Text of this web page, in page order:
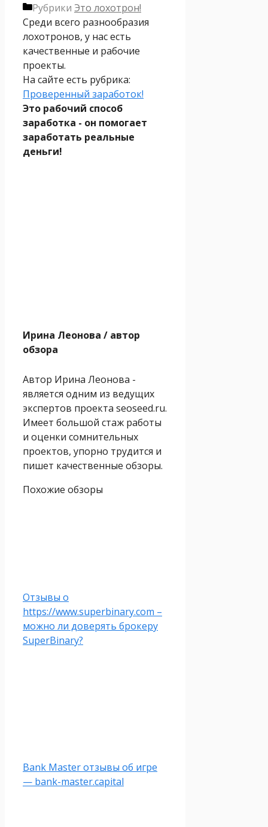
Рубрики Это лохотрон!
Среди всего разнообразия
лохотронов, у нас есть
качественные и рабочие
проекты.
На сайте есть рубрика:
Проверенный заработок!
Это рабочий способ
заработка - он помогает
заработать реальные
деньги!
Ирина Леонова / автор
обзора
Автор Ирина Леонова -
является одним из ведущих
экспертов проекта seoseed.ru.
Имеет большой стаж работы
и оценки сомнительных
проектов, упорно трудится и
пишет качественные обзоры.
Похожие обзоры
Отзывы о
https://www.superbinary.com –
можно ли доверять брокеру
SuperBinary?
Bank Master отзывы об игре
— bank-master.capital